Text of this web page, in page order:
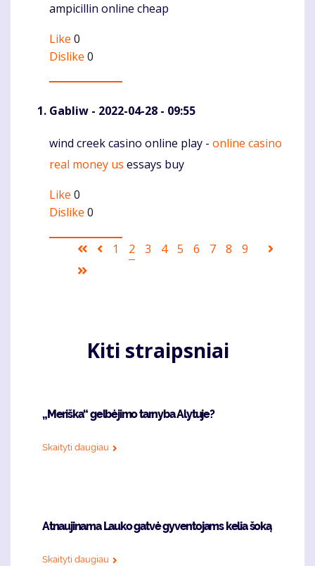
ampicillin online cheap
Like 0
Dislike 0
Gabliw - 2022-04-28 - 09:55
Komentaras
wind creek casino online play - online casino
real money us essays buy
Like 0
Dislike 0
Pagination
First Ankstesnis
Puslapis
1
Current
2 Puslapis
3 Puslapis
4 Puslapis
5 Puslapis
6 Puslapis
7 Puslapis
8 Puslapis
9
Kiti straipsniai
„Meriška“ gelbėjimo tarnyba Alytuje?
Skaityti daugiau
Atnaujinama Lauko gatvė gyventojams kelia šoką
Skaityti daugiau